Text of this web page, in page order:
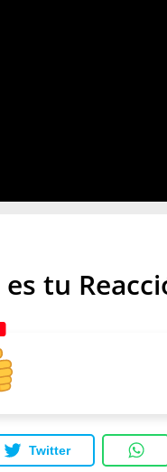
es tu
Twitter